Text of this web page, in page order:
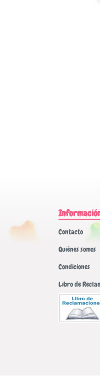
Contacto
Quiénes somos
Condiciones
Libro de